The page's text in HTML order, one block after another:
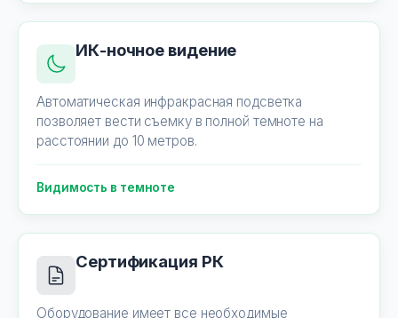
ИК-ночное видение
Автоматическая инфракрасная подсветка
позволяет вести съемку в полной темноте на
расстоянии до 10 метров.
Видимость в темноте
Сертификация РК
Оборудование имеет все необходимые